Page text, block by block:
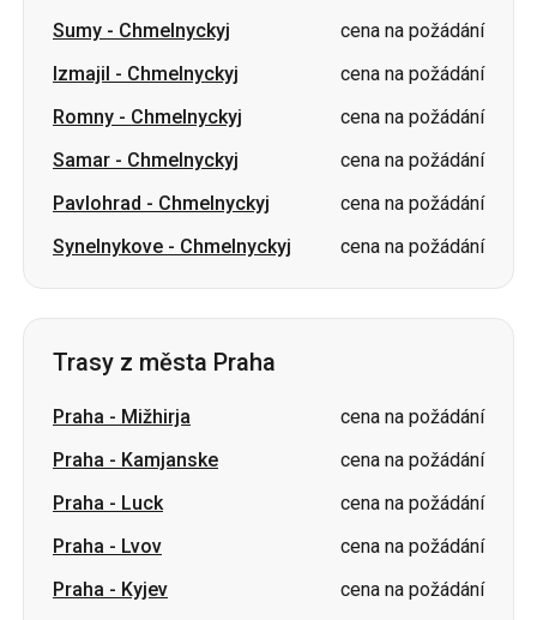
Sumy - Chmelnyckyj
cena na požádání
Izmajil - Chmelnyckyj
cena na požádání
Romny - Chmelnyckyj
cena na požádání
Samar - Chmelnyckyj
cena na požádání
Pavlohrad - Chmelnyckyj
cena na požádání
Synelnykove - Chmelnyckyj cena na požádání
Trasy z města Praha
Praha - Mižhirja
cena na požádání
Praha - Kamjanske
cena na požádání
Praha - Luck
cena na požádání
Praha - Lvov
cena na požádání
Praha - Kyjev
cena na požádání